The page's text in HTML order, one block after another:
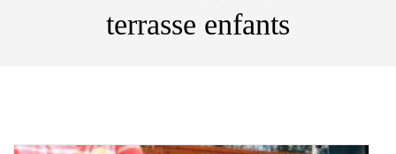
terrasse enfants